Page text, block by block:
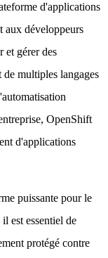
d'applications
aux développeurs
et gérer des
de multiples langages
OpenShift
d'applications
puissante pour le
est essentiel de
protégé contre